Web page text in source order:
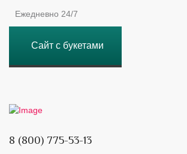
Ежедневно 24/7
Сайт с букетами
8 (800) 775-53-13